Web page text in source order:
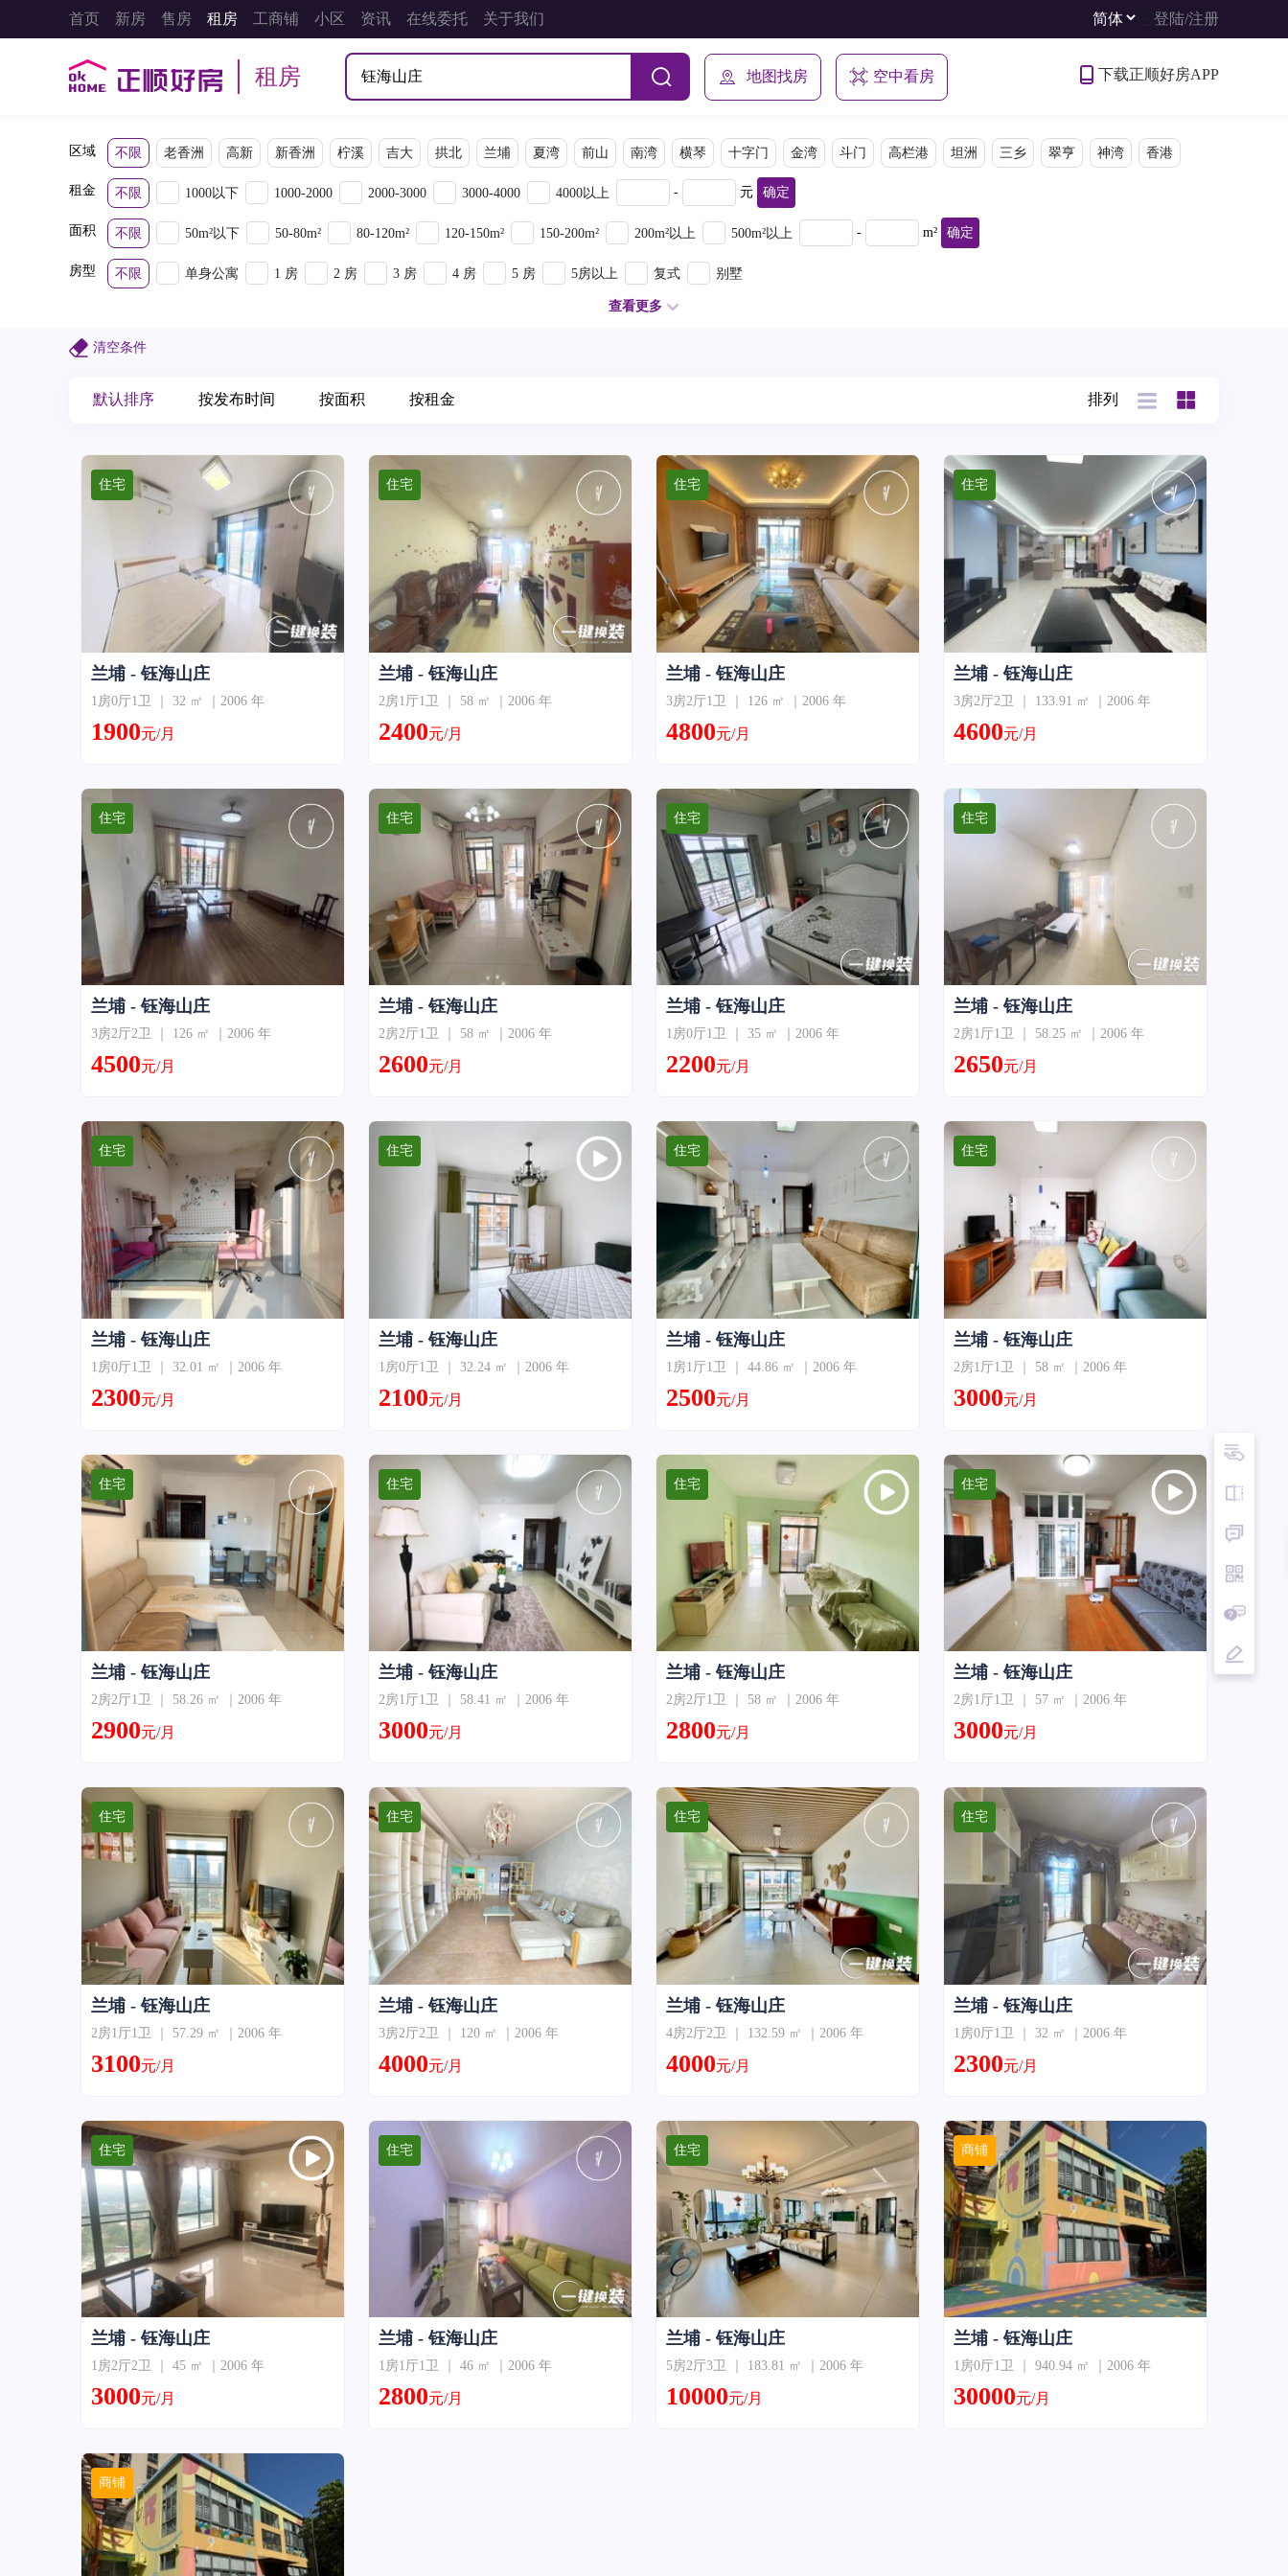
首页 新房 售房 租房 工商铺 小区 资讯 在线委托 关于我们 登陆/注册
租房 地图找房 空中看房 下载正顺好房APP
区域 不限 老香洲 高新 新香洲 柠溪 吉大 拱北 兰埔 夏湾 前山 南湾 横琴 十字门 金湾 斗门 高栏港 坦洲 三乡 翠亨 神湾 香港
租金 不限 1000以下 1000-2000 2000-3000 3000-4000 4000以上 - 元 确定
面积 不限 50m²以下 50-80m² 80-120m² 120-150m² 150-200m² 200m²以上 500m²以上 - m² 确定
房型 不限 单身公寓 1 房 2 房 3 房 4 房 5 房 5房以上 复式 别墅
查看更多
清空条件
默认排序 按发布时间 按面积 按租金 排列
住宅
兰埔 - 钰海山庄
1房0厅1卫 ｜ 32 ㎡ ｜2006 年
1900元/月
住宅
兰埔 - 钰海山庄
2房1厅1卫 ｜ 58 ㎡ ｜2006 年
2400元/月
住宅
兰埔 - 钰海山庄
3房2厅1卫 ｜ 126 ㎡ ｜2006 年
4800元/月
住宅
兰埔 - 钰海山庄
3房2厅2卫 ｜ 133.91 ㎡ ｜2006 年
4600元/月
住宅
兰埔 - 钰海山庄
3房2厅2卫 ｜ 126 ㎡ ｜2006 年
4500元/月
住宅
兰埔 - 钰海山庄
2房2厅1卫 ｜ 58 ㎡ ｜2006 年
2600元/月
住宅
兰埔 - 钰海山庄
1房0厅1卫 ｜ 35 ㎡ ｜2006 年
2200元/月
住宅
兰埔 - 钰海山庄
2房1厅1卫 ｜ 58.25 ㎡ ｜2006 年
2650元/月
住宅
兰埔 - 钰海山庄
1房0厅1卫 ｜ 32.01 ㎡ ｜2006 年
2300元/月
住宅
兰埔 - 钰海山庄
1房0厅1卫 ｜ 32.24 ㎡ ｜2006 年
2100元/月
住宅
兰埔 - 钰海山庄
1房1厅1卫 ｜ 44.86 ㎡ ｜2006 年
2500元/月
住宅
兰埔 - 钰海山庄
2房1厅1卫 ｜ 58 ㎡ ｜2006 年
3000元/月
住宅
兰埔 - 钰海山庄
2房2厅1卫 ｜ 58.26 ㎡ ｜2006 年
2900元/月
住宅
兰埔 - 钰海山庄
2房1厅1卫 ｜ 58.41 ㎡ ｜2006 年
3000元/月
住宅
兰埔 - 钰海山庄
2房2厅1卫 ｜ 58 ㎡ ｜2006 年
2800元/月
住宅
兰埔 - 钰海山庄
2房1厅1卫 ｜ 57 ㎡ ｜2006 年
3000元/月
住宅
兰埔 - 钰海山庄
2房1厅1卫 ｜ 57.29 ㎡ ｜2006 年
3100元/月
住宅
兰埔 - 钰海山庄
3房2厅2卫 ｜ 120 ㎡ ｜2006 年
4000元/月
住宅
兰埔 - 钰海山庄
4房2厅2卫 ｜ 132.59 ㎡ ｜2006 年
4000元/月
住宅
兰埔 - 钰海山庄
1房0厅1卫 ｜ 32 ㎡ ｜2006 年
2300元/月
住宅
兰埔 - 钰海山庄
1房2厅2卫 ｜ 45 ㎡ ｜2006 年
3000元/月
住宅
兰埔 - 钰海山庄
1房1厅1卫 ｜ 46 ㎡ ｜2006 年
2800元/月
住宅
兰埔 - 钰海山庄
5房2厅3卫 ｜ 183.81 ㎡ ｜2006 年
10000元/月
商铺
兰埔 - 钰海山庄
1房0厅1卫 ｜ 940.94 ㎡ ｜2006 年
30000元/月
商铺